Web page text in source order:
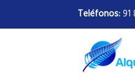
Teléfonos:91